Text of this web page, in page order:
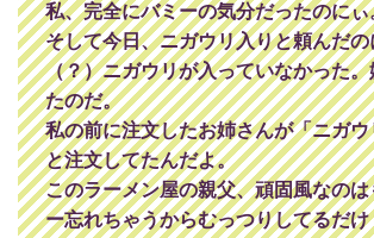
私、完全にバミーの気分だったのにぃ
そして今日、ニガウリ入りと頼んだの
（？）ニガウリが入っていなかった
たのだ。
私の前に注文したお姉さんが「ニガ
と注文してたんだよ。
このラーメン屋の親父、頑固風なの
ー忘れちゃうからむっつりしてるだけ